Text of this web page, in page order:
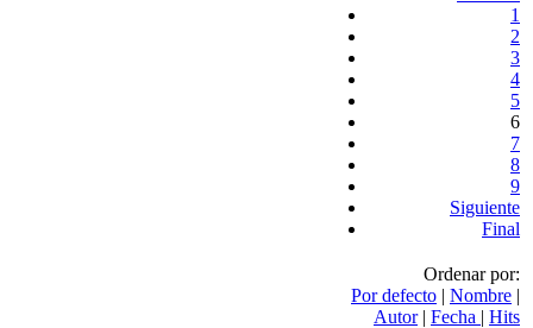
1
2
3
4
5
6
7
8
9
Siguiente
Final
Ordenar por:
Por defecto | Nombre |
Autor| Fecha | Hits